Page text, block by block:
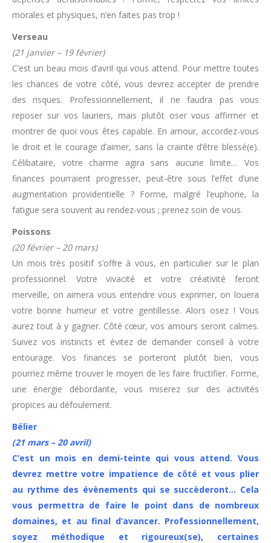
morales et physiques, n’en faites pas trop !
Verseau
(21 janvier – 19 février)
C’est un beau mois d’avril qui vous attend. Pour mettre toutes
les chances de votre côté, vous devrez accepter de prendre
des risques. Professionnellement, il ne faudra pas vous
reposer sur vos lauriers, mais plutôt oser vous affirmer et
montrer de quoi vous êtes capable. En amour, accordez-vous
le droit et le courage d’aimer, sans la crainte d’être blessé(e).
Célibataire, votre charme agira sans aucune limite… Vos
finances pourraient progresser, peut-être sous l’effet d’une
augmentation providentielle ? Forme, malgré l’euphorie, la
fatigue sera souvent au rendez-vous ; prenez soin de vous.
Poissons
(20 février – 20 mars)
Un mois très positif s’offre à vous, en particulier sur le plan
professionnel. Votre vivacité et votre créativité feront
merveille, on aimera vous entendre vous exprimer, on louera
votre bonne humeur et votre gentillesse. Alors osez ! Vous
aurez tout à y gagner. Côté cœur, vos amours seront calmes.
Suivez vos instincts et évitez de demander conseil à votre
entourage. Vos finances se porteront plutôt bien, vous
pourriez même trouver le moyen de les faire fructifier. Forme,
une énergie débordante, vous miserez sur des activités
propices au défoulement.
Bélier
(21 mars – 20 avril)
C’est un mois en demi-teinte qui vous attend. Vous
devrez mettre votre impatience de côté et vous plier
au rythme des évènements qui se succèderont… Cela
vous permettra de faire le point dans de nombreux
domaines, et au final d’avancer. Professionnellement,
soyez méthodique et rigoureux(se), certaines